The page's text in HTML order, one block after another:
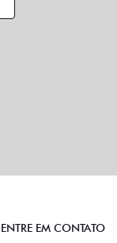
ENTRE EM CONTATO